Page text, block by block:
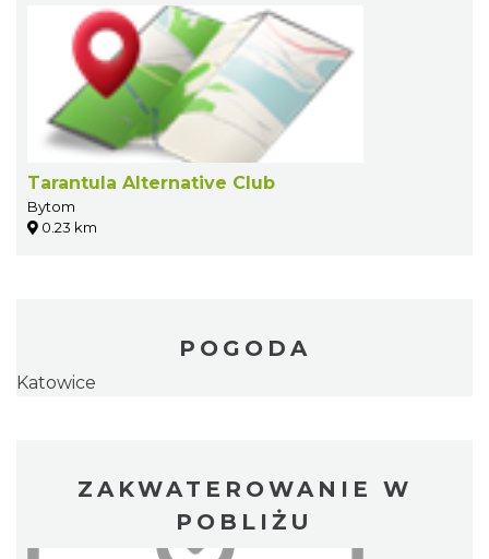
Tarantula Alternative Club
Bytom
0.23 km
POGODA
Katowice
ZAKWATEROWANIE W
POBLIŻU